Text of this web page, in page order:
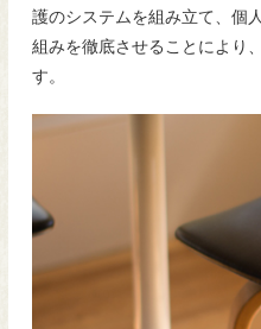
護のシステムを組み立て、個
組みを徹底させることにより
す。